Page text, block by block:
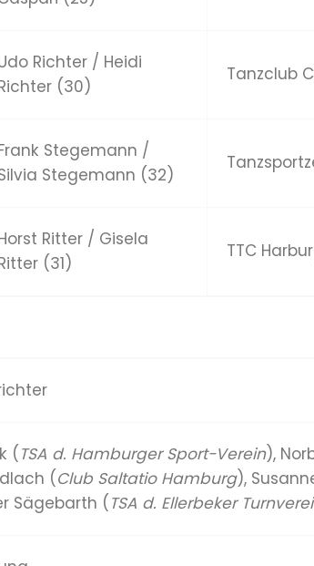
Richter / Heidi
(30)
Tanzclub
Stegemann /
Stegemann (32)
Ritter / Gisela
(31)
TTC
( TSA d. Hamburger Sport-Verein),
(Club Saltatio Hamburg),
Sägebarth ( TSA d. Ellerbeker